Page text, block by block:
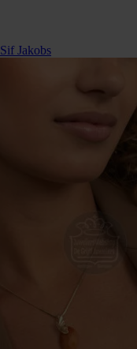
Sif Jakobs